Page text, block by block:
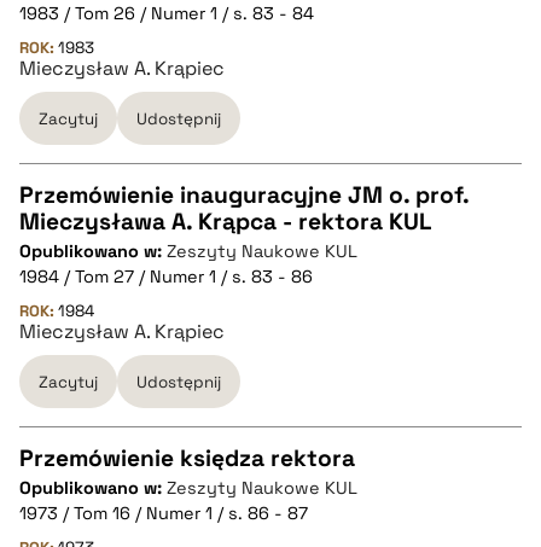
pobierz cytat
BIBTEX
pobierz cytat
1983 / Tom 26 / Numer 1 / s. 83 - 84
ROK: 1983
Mieczysław A. Krąpiec
Zacytuj Udostępnij
CZYSTY TEKST
pobierz cytat
BIBTEX
pobierz cytat
Przemówienie inauguracyjne JM o. prof.
Mieczysława A. Krąpca - rektora KUL
Opublikowano w: Zeszyty Naukowe KUL
1984 / Tom 27 / Numer 1 / s. 83 - 86
ROK: 1984
Mieczysław A. Krąpiec
Zacytuj Udostępnij
CZYSTY TEKST
Przemówienie księdza rektora
Opublikowano w: Zeszyty Naukowe KUL
1973 / Tom 16 / Numer 1 / s. 86 - 87